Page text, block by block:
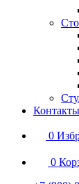
Контакты
0
0